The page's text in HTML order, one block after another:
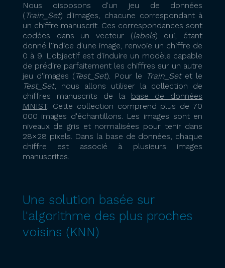
Nous disposons d'un jeu de données
(Train_Set) d'images, chacune correspondant à
un chiffre manuscrit. Ces correspondances sont
codées dans un vecteur (labels) qui, étant
donné l'indice d'une image, renvoie un chiffre de
0 à 9. L'objectif est d'induire un modèle capable
de prédire parfaitement les chiffres sur un autre
jeu d'images (Test_Set). Pour le Train_Setet le
Test_Set, nous allons utiliser la collection de
chiffres manuscrits de la base de données
MNIST. Cette collection comprend plus de 70
000 images d'échantillons. Les images sont en
niveaux de gris et normalisées pour tenir dans
28×28 pixels. Dans la base de données, chaque
chiffre est associé à plusieurs images
manuscrites.
Une solution basée sur
l'algorithme des plus proches
voisins (KNN)